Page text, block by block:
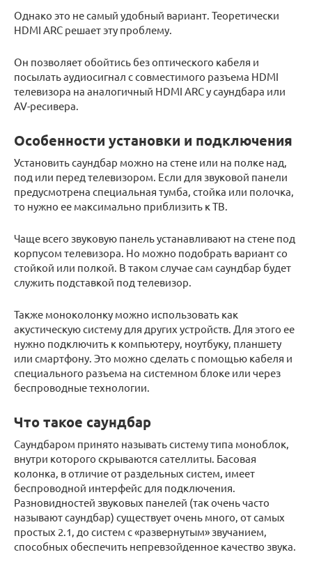
Однако это не самый удобный вариант. Теоретически
HDMI ARC решает эту проблему.
Он позволяет обойтись без оптического кабеля и
посылать аудиосигнал с совместимого разъема HDMI
телевизора на аналогичный HDMI ARC у саундбара или
AV-ресивера.
Особенности установки и подключения
Установить саундбар можно на стене или на полке над,
под или перед телевизором. Если для звуковой панели
предусмотрена специальная тумба, стойка или полочка,
то нужно ее максимально приблизить к ТВ.
Чаще всего звуковую панель устанавливают на стене под
корпусом телевизора. Но можно подобрать вариант со
стойкой или полкой. В таком случае сам саундбар будет
служить подставкой под телевизор.
Также моноколонку можно использовать как
акустическую систему для других устройств. Для этого ее
нужно подключить к компьютеру, ноутбуку, планшету
или смартфону. Это можно сделать с помощью кабеля и
специального разъема на системном блоке или через
беспроводные технологии.
Что такое саундбар
Саундбаром принято называть систему типа моноблок,
внутри которого скрываются сателлиты. Басовая
колонка, в отличие от раздельных систем, имеет
беспроводной интерфейс для подключения.
Разновидностей звуковых панелей (так очень часто
называют саундбар) существует очень много, от самых
простых 2.1, до систем с «развернутым» звучанием,
способных обеспечить непревзойденное качество звука.